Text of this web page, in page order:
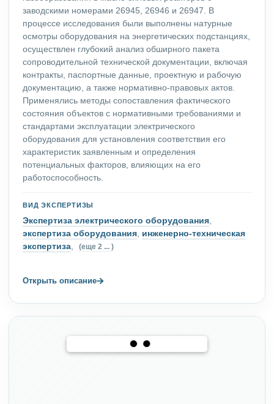
заводскими номерами 26945, 26946 и 26947. В
процессе исследования были выполнены натурные
осмотры оборудования на энергетических подстанциях,
осуществлен глубокий анализ обширного пакета
сопроводительной технической документации, включая
контракты, паспортные данные, проектную и рабочую
документацию, а также нормативно-правовых актов.
Применялись методы сопоставления фактического
состояния объектов с нормативными требованиями и
стандартами эксплуатации электрического
оборудования для установления соответствия его
характеристик заявленным и определения
потенциальных факторов, влияющих на его
работоспособность.
ВИД ЭКСПЕРТИЗЫ
Экспертиза электрического оборудования,
экспертиза оборудования, инженерно-техническая
экспертиза, (еще 2 ... )
Открыть описание→